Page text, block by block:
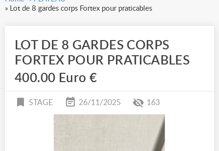
» Lot de 8 gardes corps Fortex pour praticables
LOT DE 8 GARDES CORPS
FORTEX POUR PRATICABLES
400.00 Euro €
STAGE 26/11/2025 163